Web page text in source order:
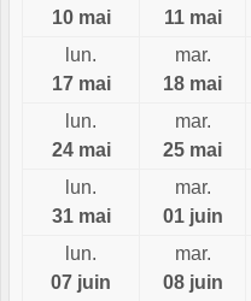
10 mai
11 mai
lun.
17 mai
mar.
18 mai
lun.
24 mai
mar.
25 mai
lun.
31 mai
mar.
01 juin
lun.
07 juin
mar.
08 juin